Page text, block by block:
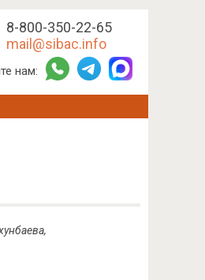
8-800-350-22-65
mail@sibac.info
нам: